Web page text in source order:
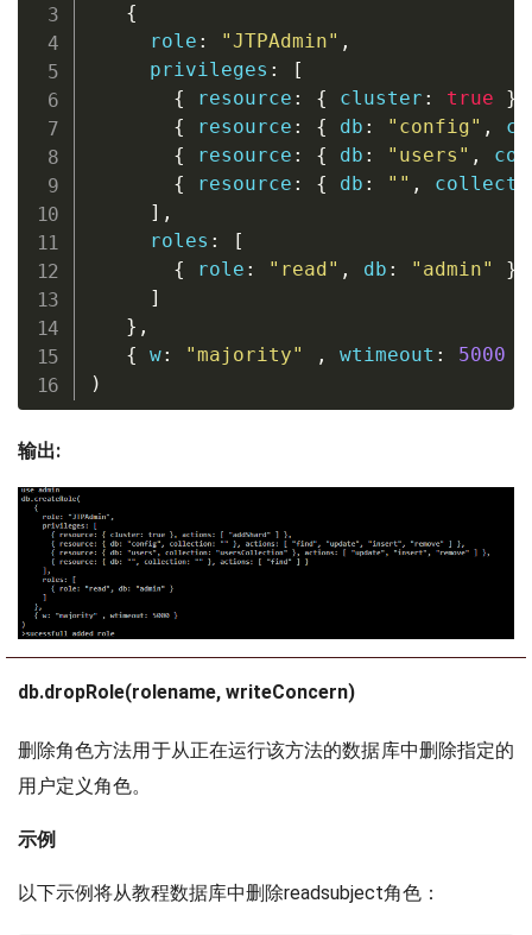
{
     role
: "JTPAdmin" ,
privileges :
[
{ resource : { cluster : true }
{ resource : { db : "config" ,
{ resource : { db : "users" ,
{ resource : { db : "" ,
] ,
     roles
:
[
{ role : "read" , db : "admin"
}
]
} ,
{ w: "majority" , wtimeout : 5000
)
输出:
db.dropRole(rolename, writeConcern)
删除角色方法用于从正在运行该方法的数据库中删除指定的
用户定义角色。
示例
以下示例将从教程数据库中删除readsubject角色：